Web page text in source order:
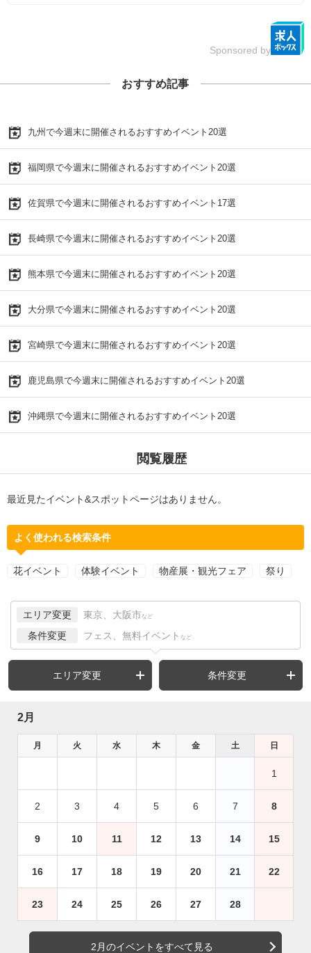
Sponsored by
おすすめ記事
九州で今週末に開催されるおすすめイベント20選
福岡県で今週末に開催されるおすすめイベント20選
佐賀県で今週末に開催されるおすすめイベント17選
長崎県で今週末に開催されるおすすめイベント20選
熊本県で今週末に開催されるおすすめイベント20選
大分県で今週末に開催されるおすすめイベント20選
宮崎県で今週末に開催されるおすすめイベント20選
鹿児島県で今週末に開催されるおすすめイベント20選
沖縄県で今週末に開催されるおすすめイベント20選
閲覧履歴
最近見たイベント&スポットページはありません。
よく使われる検索条件
花イベント 体験イベント 物産展・観光フェア 祭り
エリア変更 東京、大阪市 など
条件変更 フェス、無料イベント など
エリア変更 条件変更
2月
月 火 水 木 金 土 日
1
2 3 4 5 6 7 8
9 10 11 12 13 14 15
16 17 18 19 20 21 22
23 24 25 26 27 28
2月のイベントをすべて見る